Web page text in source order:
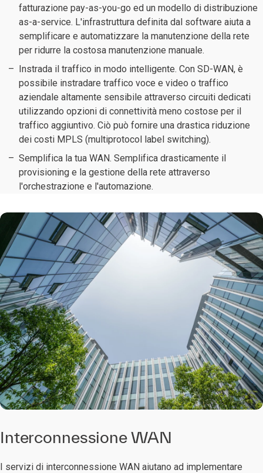
fatturazione pay-as-you-go ed un modello di distribuzione
as-a-service. L'infrastruttura definita dal software aiuta a
semplificare e automatizzare la manutenzione della rete
per ridurre la costosa manutenzione manuale.
Instrada il traffico in modo intelligente. Con SD-WAN, è
possibile instradare traffico voce e video o traffico
aziendale altamente sensibile attraverso circuiti dedicati
utilizzando opzioni di connettività meno costose per il
traffico aggiuntivo. Ciò può fornire una drastica riduzione
dei costi MPLS (multiprotocol label switching).
Semplifica la tua WAN. Semplifica drasticamente il
provisioning e la gestione della rete attraverso
l'orchestrazione e l'automazione.
Interconnessione WAN
I servizi di interconnessione WAN aiutano ad implementare